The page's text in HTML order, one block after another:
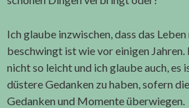
Ich glaube inzwischen, dass das
beschwingt ist wie vor einigen
nicht so leicht und ich glaube auch, es
düstere Gedanken zu haben, sofern
Gedanken und Momente überwiegen.